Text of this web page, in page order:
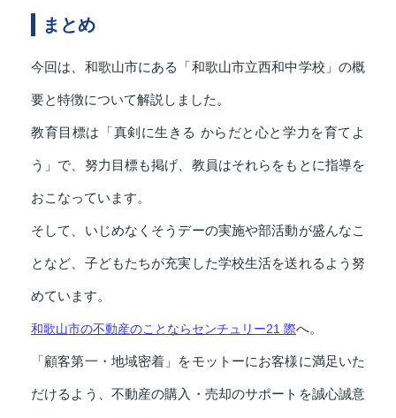
まとめ
今回は、和歌山市にある「和歌山市立西和中学校」の概
要と特徴について解説しました。
教育目標は「真剣に生きる からだと心と学力を育てよ
う」で、努力目標も掲げ、教員はそれらをもとに指導を
おこなっています。
そして、いじめなくそうデーの実施や部活動が盛んなこ
となど、子どもたちが充実した学校生活を送れるよう努
めています。
和歌山市の不動産のことならセンチュリー21 際へ。
「顧客第一・地域密着」をモットーにお客様に満足いた
だけるよう、不動産の購入・売却のサポートを誠心誠意